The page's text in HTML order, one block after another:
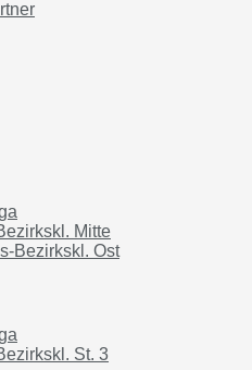
Mitte
Bezirkskl. Ost
St. 3